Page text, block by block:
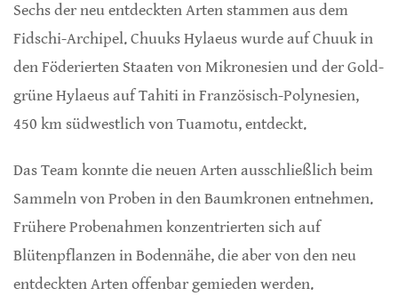
Sechs der neu entdeckten Arten stammen aus dem
Fidschi-Archipel. Chuuks Hylaeus wurde auf Chuuk in
den Föderierten Staaten von Mikronesien und der Gold-
grüne Hylaeus auf Tahiti in Französisch-Polynesien,
450 km südwestlich von Tuamotu, entdeckt.
Das Team konnte die neuen Arten ausschließlich beim
Sammeln von Proben in den Baumkronen entnehmen.
Frühere Probenahmen konzentrierten sich auf
Blütenpflanzen in Bodennähe, die aber von den neu
entdeckten Arten offenbar gemieden werden.